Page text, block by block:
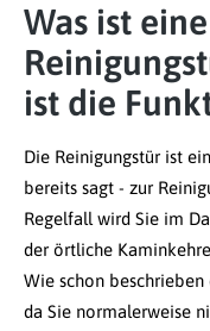
Was ist
ist die
Die Reinigungstür ist
bereits sagt - zur
Regelfall wird Sie im
der örtliche
Wie schon
da Sie normalerweise